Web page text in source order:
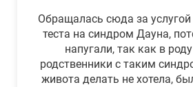
Обращалась сюда за услугой
теста на синдром Дауна,
напугали, так как в
родственники с таким
живота делать не хотела,